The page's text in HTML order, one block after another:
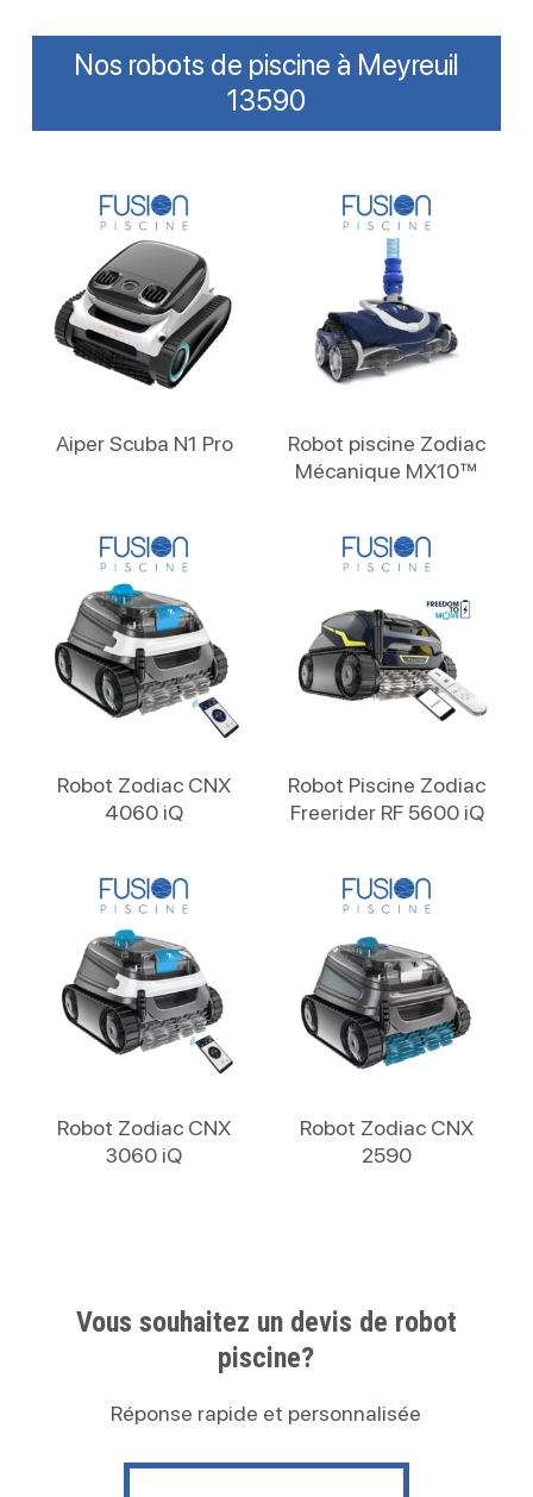
Nos robots de piscine à Meyreuil
13590
Aiper Scuba N1 Pro
Robot piscine Zodiac
Mécanique MX10™
Robot Zodiac CNX
4060 iQ
Robot Piscine Zodiac
Freerider RF 5600 iQ
Robot Zodiac CNX
3060 iQ
Robot Zodiac CNX
2590
Vous souhaitez un devis de robot
piscine?
Réponse rapide et personnalisée
Contactez nous